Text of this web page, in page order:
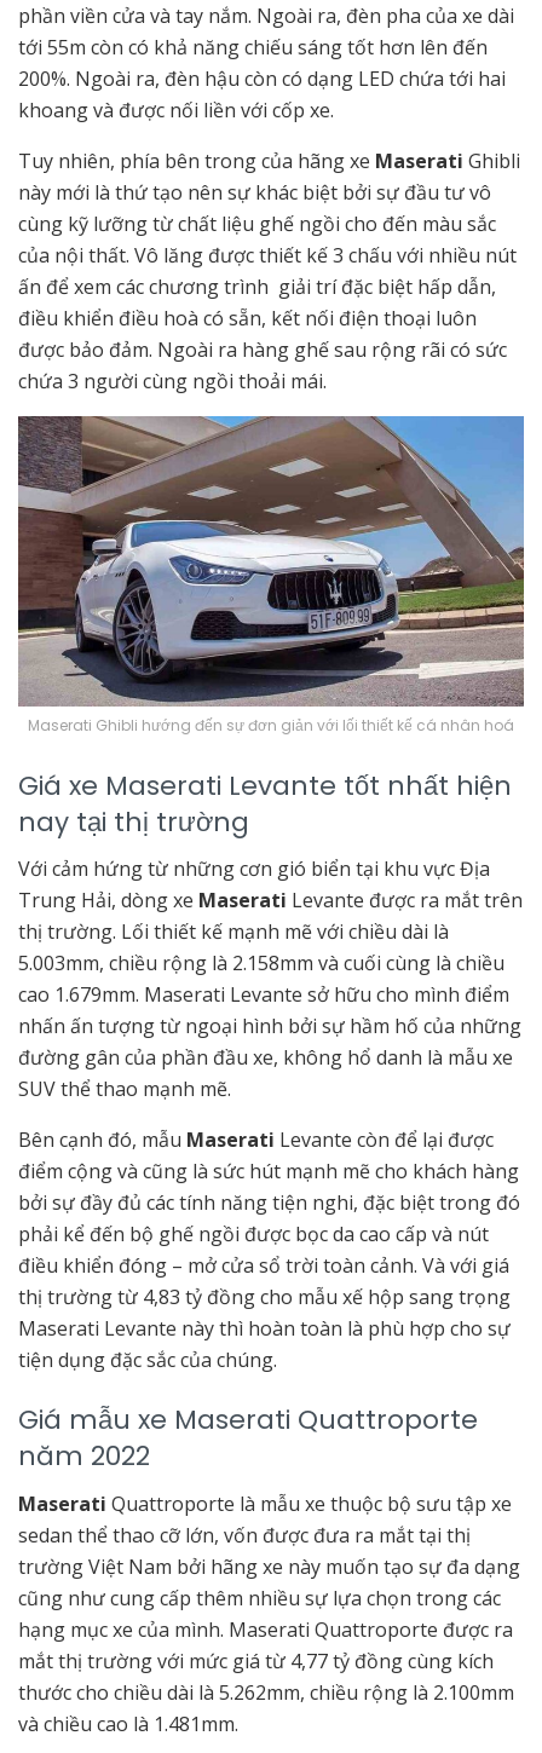
phần viền cửa và tay nắm. Ngoài ra, đèn pha của xe dài
tới 55m còn có khả năng chiếu sáng tốt hơn lên đến
200%. Ngoài ra, đèn hậu còn có dạng LED chứa tới hai
khoang và được nối liền với cốp xe.
Tuy nhiên, phía bên trong của hãng xe Maserati Ghibli
này mới là thứ tạo nên sự khác biệt bởi sự đầu tư vô
cùng kỹ lưỡng từ chất liệu ghế ngồi cho đến màu sắc
của nội thất. Vô lăng được thiết kế 3 chấu với nhiều nút
ấn để xem các chương trình giải trí đặc biệt hấp dẫn,
điều khiển điều hoà có sẵn, kết nối điện thoại luôn
được bảo đảm. Ngoài ra hàng ghế sau rộng rãi có sức
chứa 3 người cùng ngồi thoải mái.
Maserati Ghibli hướng đến sự đơn giản với lối thiết kế cá nhân hoá
Giá xe Maserati Levante tốt nhất hiện
nay tại thị trường
Với cảm hứng từ những cơn gió biển tại khu vực Địa
Trung Hải, dòng xe Maserati Levante được ra mắt trên
thị trường. Lối thiết kế mạnh mẽ với chiều dài là
5.003mm, chiều rộng là 2.158mm và cuối cùng là chiều
cao 1.679mm. Maserati Levante sở hữu cho mình điểm
nhấn ấn tượng từ ngoại hình bởi sự hầm hố của những
đường gân của phần đầu xe, không hổ danh là mẫu xe
SUV thể thao mạnh mẽ.
Bên cạnh đó, mẫu Maserati Levante còn để lại được
điểm cộng và cũng là sức hút mạnh mẽ cho khách hàng
bởi sự đầy đủ các tính năng tiện nghi, đặc biệt trong đó
phải kể đến bộ ghế ngồi được bọc da cao cấp và nút
điều khiển đóng – mở cửa sổ trời toàn cảnh. Và với giá
thị trường từ 4,83 tỷ đồng cho mẫu xế hộp sang trọng
Maserati Levante này thì hoàn toàn là phù hợp cho sự
tiện dụng đặc sắc của chúng.
Giá mẫu xe Maserati Quattroporte
năm 2022
Maserati Quattroporte là mẫu xe thuộc bộ sưu tập xe
sedan thể thao cỡ lớn, vốn được đưa ra mắt tại thị
trường Việt Nam bởi hãng xe này muốn tạo sự đa dạng
cũng như cung cấp thêm nhiều sự lựa chọn trong các
hạng mục xe của mình. Maserati Quattroporte được ra
mắt thị trường với mức giá từ 4,77 tỷ đồng cùng kích
thước cho chiều dài là 5.262mm, chiều rộng là 2.100mm
và chiều cao là 1.481mm.